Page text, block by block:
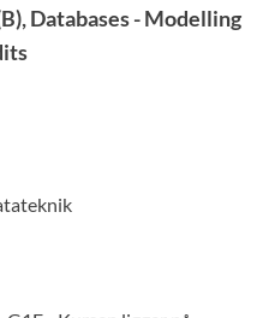
Databases - Modelling